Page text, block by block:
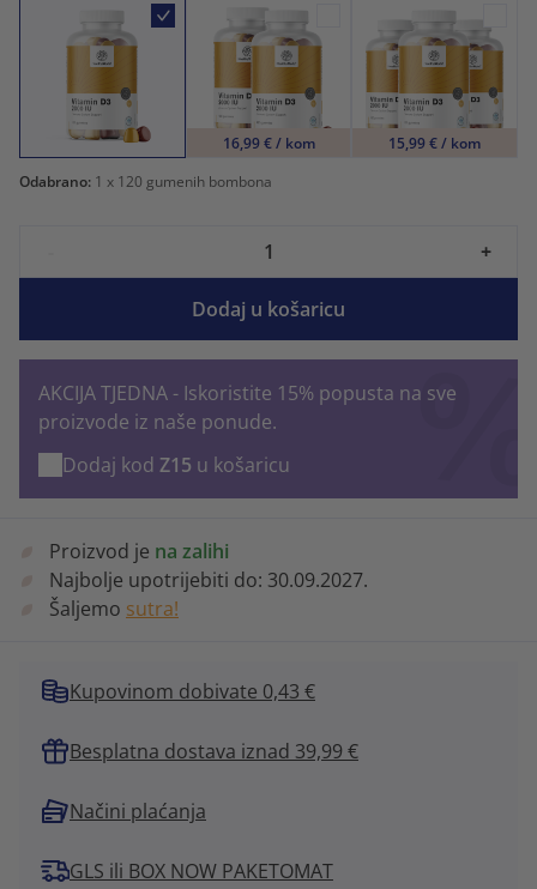
16,99 € / kom
15,99 € / kom
Odabrano: 1 x 120 gumenih bombona
+
Dodaj u košaricu
AKCIJA TJEDNA - Iskoristite 15% popusta na sve
proizvode iz naše ponude.
Dodaj kod Z15 u košaricu
Proizvod je na zalihi
Najbolje upotrijebiti do: 30.09.2027.
Šaljemo sutra!
Kupovinom dobivate 0,43 €
Besplatna dostava iznad 39,99 €
Načini plaćanja
GLS ili BOX NOW PAKETOMAT